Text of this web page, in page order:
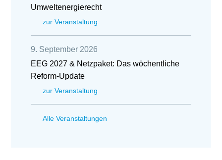
Umweltenergierecht
zur Veranstaltung
9. September 2026
EEG 2027 & Netzpaket: Das wöchentliche
Reform-Update
zur Veranstaltung
Alle Veranstaltungen